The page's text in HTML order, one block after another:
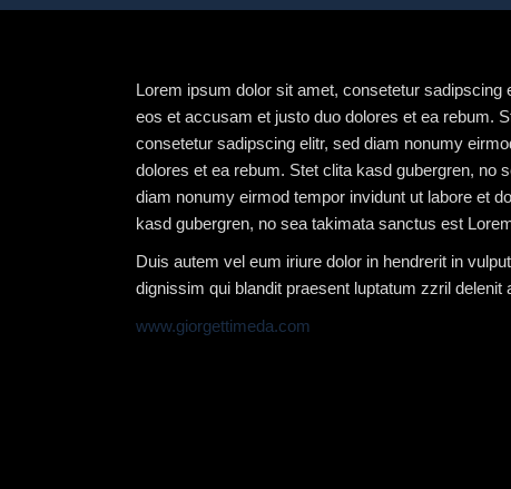
Lorem ipsum dolor sit amet, consetetur
eos et accusam et justo duo dolores et ea rebum.
consetetur sadipscing elitr, sed diam nonumy
dolores et ea rebum. Stet clita kasd gubergren, no
diam nonumy eirmod tempor invidunt ut labore et
kasd gubergren, no sea takimata sanctus est
Duis autem vel eum iriure dolor in hendrerit in
dignissim qui blandit praesent luptatum zzril
www.giorgettimeda.com